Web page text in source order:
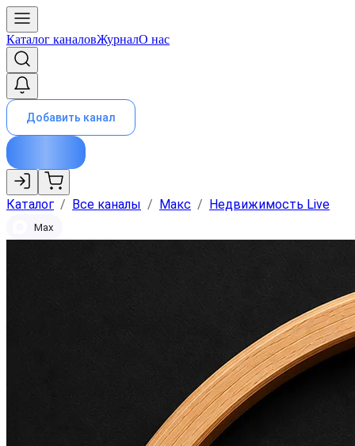
Каталог каналовЖурналО нас
Добавить канал
Каталог / Все каналы / Макс / Недвижимость Live
Max